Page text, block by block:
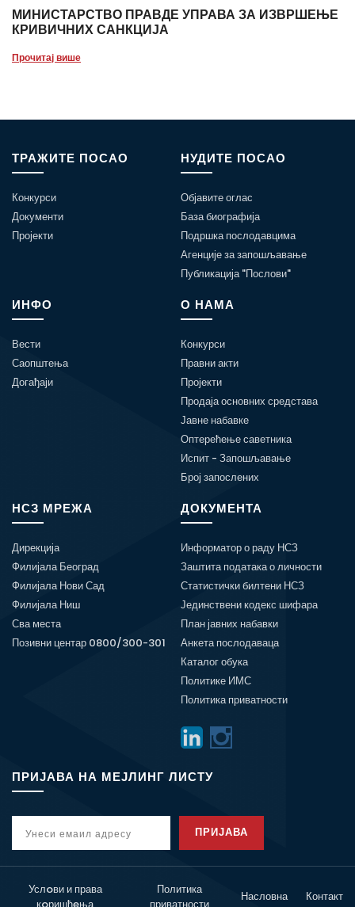
МИНИСТАРСТВО ПРАВДЕ УПРАВА ЗА ИЗВРШЕЊЕ
КРИВИЧНИХ САНКЦИЈА
Прочитај више
ТРАЖИТЕ ПОСАО
Конкурси
Документи
Пројекти
НУДИТЕ ПОСАО
Објавите оглас
База биографија
Подршка послодавцима
Агенције за запошљавање
Публикација "Послови"
ИНФО
Вести
Саопштења
Догађаји
О НАМА
Конкурси
Правни акти
Пројекти
Продаја основних средстава
Јавне набавке
Оптерећење саветника
Испит - Запошљавање
Број запослених
НСЗ МРЕЖА
Дирекција
Филијала Београд
Филијала Нови Сад
Филијала Ниш
Сва места
Позивни центар 0800/300-301
ДОКУМЕНТА
Информатор о раду НСЗ
Заштита података о личности
Статистички билтени НСЗ
Јединствени кодекс шифара
План јавних набавки
Анкета послодаваца
Каталог обука
Политике ИМС
Политика приватности
ПРИЈАВА НА МЕЈЛИНГ ЛИСТУ
ПРИЈАВА
Услoви и права
Политика
Насловна Контакт